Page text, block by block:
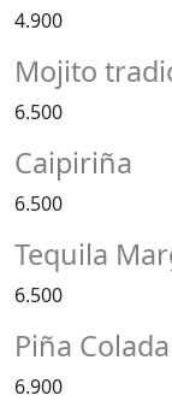
4.900
Mojito
6.500
Caipiriña
6.500
Tequila
6.500
Piña Colada
6.900